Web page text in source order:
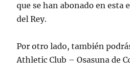
que se han abonado en esta
del Rey.
Por otro lado, también
Athletic Club – Osasuna de